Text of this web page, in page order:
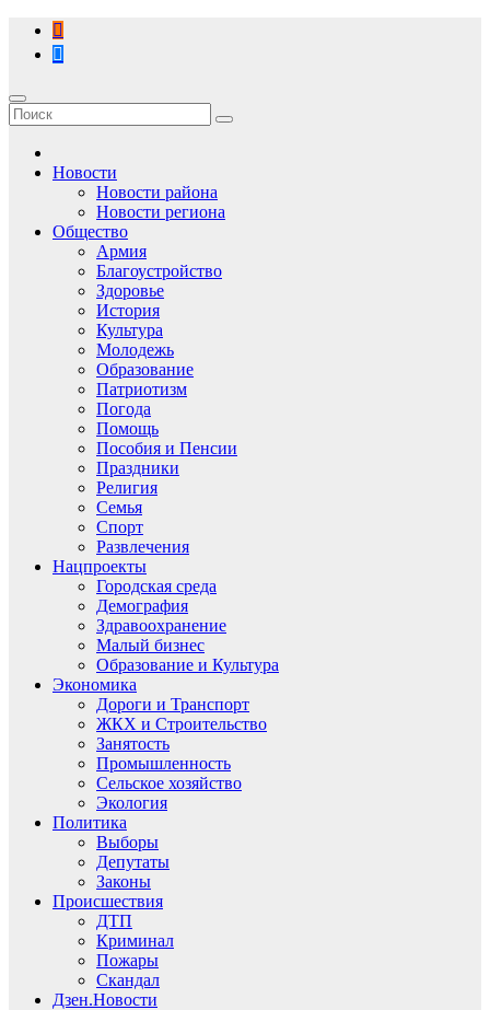
Перейти
содержимому
Новости
Новости района
Новости региона
Общество
Армия
Благоустройство
Здоровье
История
Культура
Молодежь
Образование
Патриотизм
Погода
Помощь
Пособия и Пенсии
Праздники
Религия
Семья
Спорт
Развлечения
Нацпроекты
Городская среда
Демография
Здравоохранение
Малый бизнес
Образование и Культура
Экономика
Дороги и Транспорт
ЖКХ и Строительство
Занятость
Промышленность
Сельское хозяйство
Экология
Политика
Выборы
Депутаты
Законы
Происшествия
ДТП
Криминал
Пожары
Скандал
Дзен.Новости